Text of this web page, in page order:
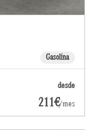
Gasolina
desde
211€/mes